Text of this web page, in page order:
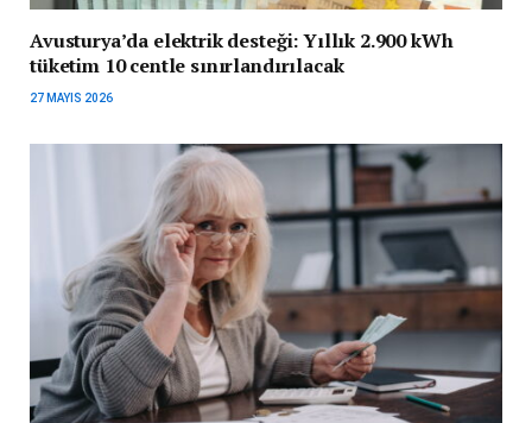
Avusturya’da elektrik desteği: Yıllık 2.900 kWh
tüketim 10 centle sınırlandırılacak
27 MAYIS 2026